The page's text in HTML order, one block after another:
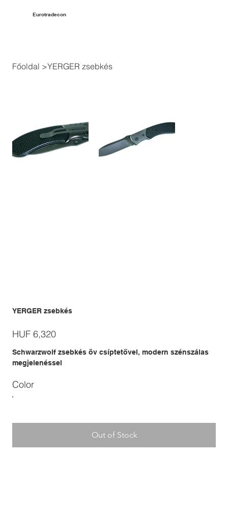
Eurotradecon
Főoldal >YERGER zsebkés
YERGER zsebkés
Price
HUF 6,320
Schwarzwolf zsebkés öv csíptetővel, modern szénszálas
megjelenéssel
Color
Out of Stock